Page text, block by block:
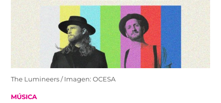
The Lumineers / Imagen: OCESA
POSTED
MÚSICA